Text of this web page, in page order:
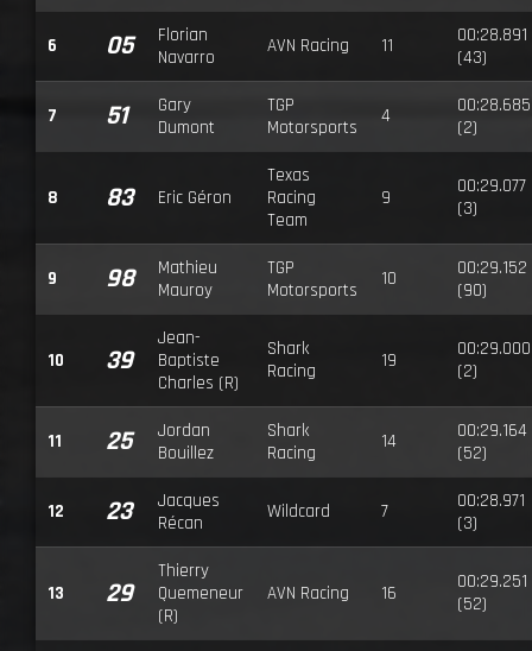
6 05
Florian
Navarro
AVN Racing 11
00:28.891
(43)
7 51
Gary
Dumont
TGP
Motorsports
4
00:28.685
(2)
8 83 Eric Géron
Texas
Racing
Team
9
00:29.077
(3)
9 98
Mathieu
Mauroy
TGP
Motorsports
10
00:29.152
(90)
10 39
Jean-
Baptiste
Charles (R)
Shark
Racing
19
00:29.000
(2)
11 25
Jordan
Bouillez
Shark
Racing
14
00:29.164
(52)
12 23
Jacques
Récan
Wildcard 7
00:28.971
(3)
13 29
Thierry
Quemeneur
(R)
AVN Racing 16
00:29.251
(52)